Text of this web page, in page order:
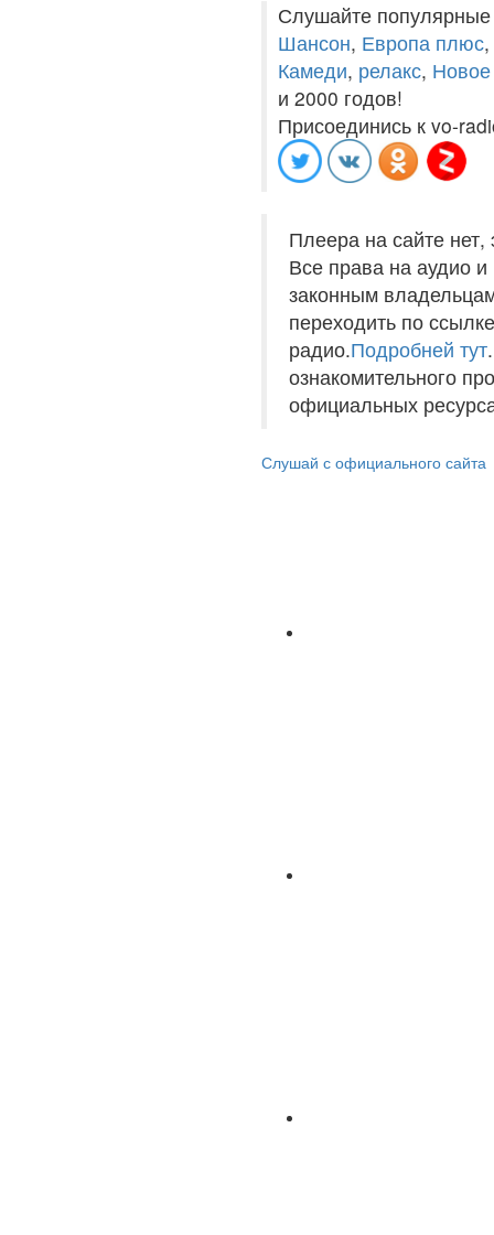
Слушайте
Шансон, Европа плюс,
Камеди, релакс,
и 2000 годов!
Присоединись к vo-
Плеера на сайте нет,
Все права на аудио
законным
переходить по
радио.Подробней тут
ознакомительного
официальных
Слушай с официального сайта